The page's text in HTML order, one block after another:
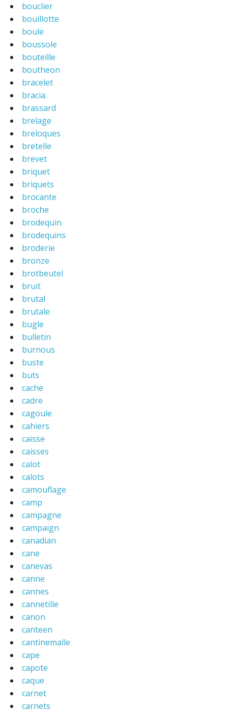
bouclier
bouillotte
boule
boussole
bouteille
boutheon
bracelet
bracia
brassard
brelage
breloques
bretelle
brevet
briquet
briquets
brocante
broche
brodequin
brodequins
broderie
bronze
brotbeutel
bruit
brutal
brutale
bugle
bulletin
burnous
buste
buts
cache
cadre
cagoule
cahiers
caisse
caisses
calot
calots
camouflage
camp
campagne
campaign
canadian
cane
canevas
canne
cannes
cannetille
canon
canteen
cantinemalle
cape
capote
caque
carnet
carnets